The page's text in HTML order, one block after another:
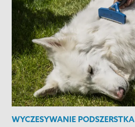
WYCZESYWANIE PODSZERSTKA